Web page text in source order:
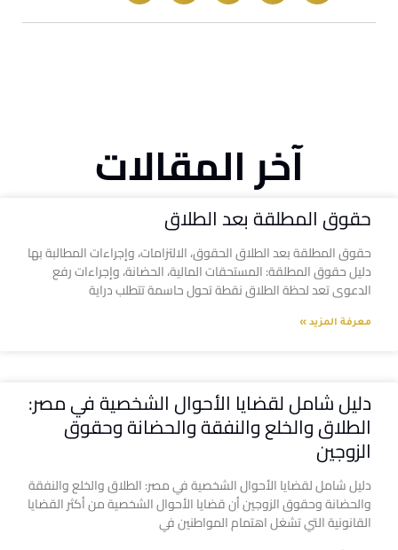
آخر المقالات
حقوق المطلقة بعد الطلاق
حقوق المطلقة بعد الطلاق الحقوق، الالتزامات، وإجراءات المطالبة بها
دليل حقوق المطلقة: المستحقات المالية، الحضانة، وإجراءات رفع
الدعوى تعد لحظة الطلاق نقطة تحول حاسمة تتطلب دراية
معرفة المزيد »
دليل شامل لقضايا الأحوال الشخصية في مصر:
الطلاق والخلع والنفقة والحضانة وحقوق
الزوجين
دليل شامل لقضايا الأحوال الشخصية في مصر: الطلاق والخلع والنفقة
والحضانة وحقوق الزوجين أن قضايا الأحوال الشخصية من أكثر القضايا
القانونية التي تشغل اهتمام المواطنين في